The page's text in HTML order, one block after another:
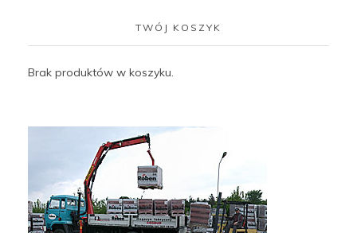
TWÓJ KOSZYK
Brak produktów w koszyku.